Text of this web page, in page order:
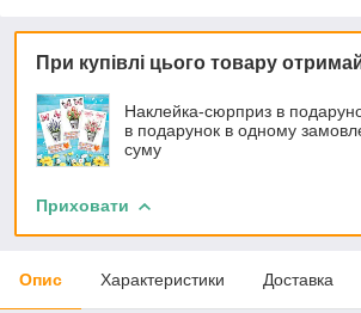
При купівлі цього товару
Наклейка-сюрприз в
в подарунок в одному
суму
Приховати
Опис Характеристики Доставка